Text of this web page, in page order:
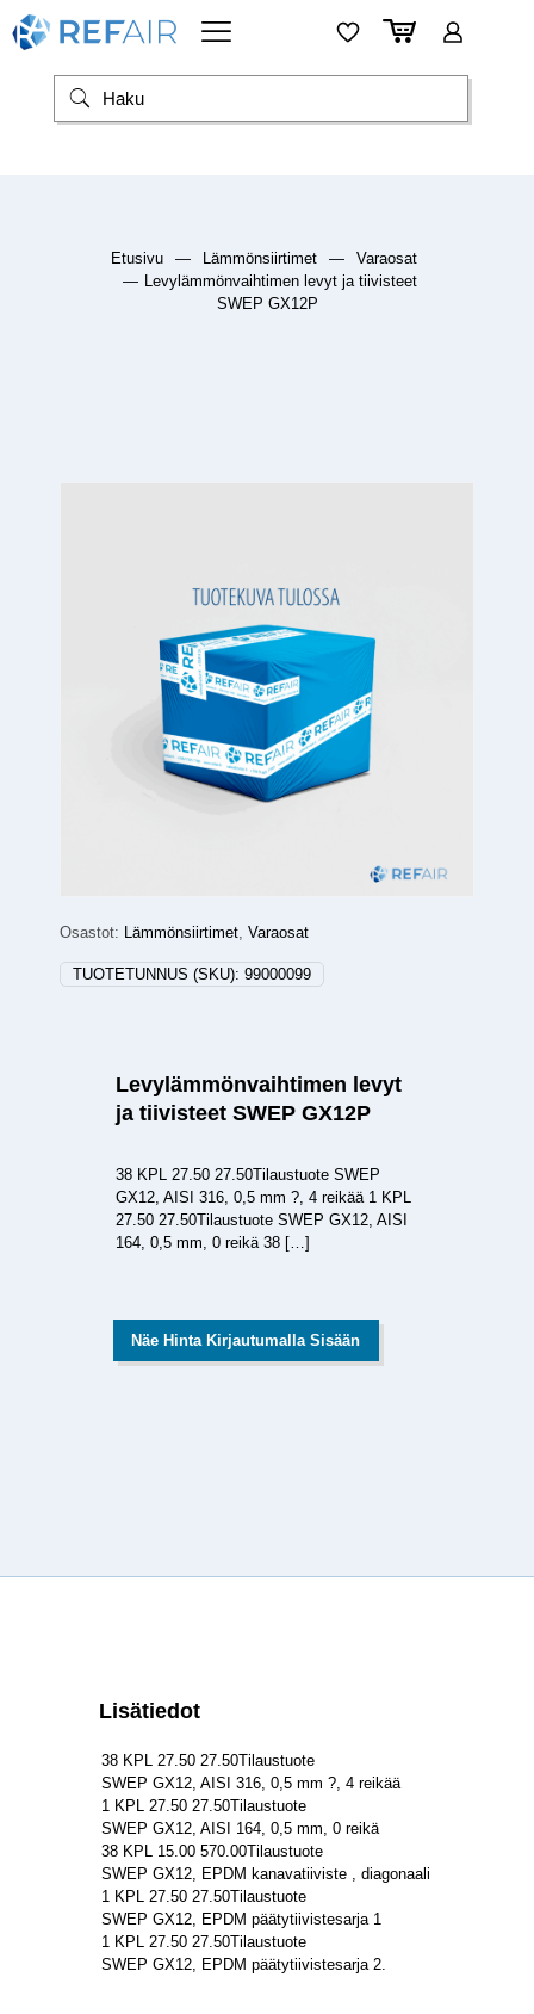
Etusivu — Lämmönsiirtimet —
Varaosat
— Levylämmönvaihtimen levyt ja tiivisteet
SWEP GX12P
Osastot: Lämmönsiirtimet, Varaosat
TUOTETUNNUS (SKU): 99000099
Levylämmönvaihtimen levyt
ja tiivisteet SWEP GX12P
38 KPL 27.50 27.50Tilaustuote SWEP
GX12, AISI 316, 0,5 mm ?, 4 reikää 1 KPL
27.50 27.50Tilaustuote SWEP GX12, AISI
164, 0,5 mm, 0 reikä 38[…]
Näe Hinta Kirjautumalla Sisään
Lisätiedot
38 KPL 27.50 27.50Tilaustuote
SWEP GX12, AISI 316, 0,5 mm ?, 4 reikää
1 KPL 27.50 27.50Tilaustuote
SWEP GX12, AISI 164, 0,5 mm, 0 reikä
38 KPL 15.00 570.00Tilaustuote
SWEP GX12, EPDM kanavatiiviste , diagonaali
1 KPL 27.50 27.50Tilaustuote
SWEP GX12, EPDM päätytiivistesarja 1
1 KPL 27.50 27.50Tilaustuote
SWEP GX12, EPDM päätytiivistesarja 2.